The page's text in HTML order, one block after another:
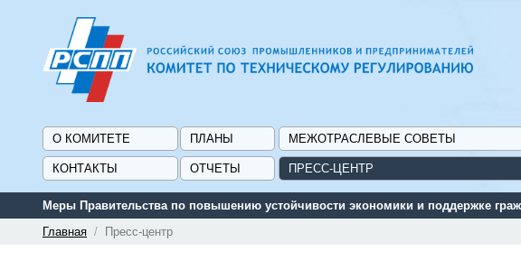
О КОМИТЕТЕ ПЛАНЫ МЕЖОТРАСЛЕВЫЕ СОВЕТЫ
КОНТАКТЫ ОТЧЕТЫ ПРЕСС-ЦЕНТР
Главная
Пресс-центр